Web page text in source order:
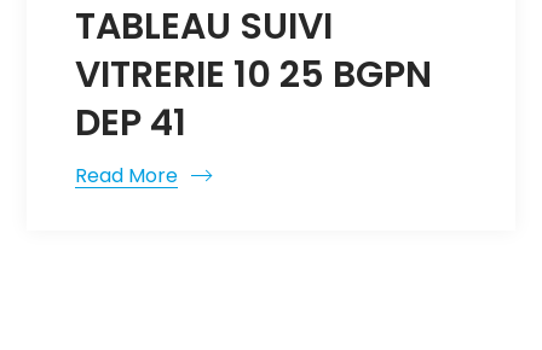
TABLEAU SUIVI
VITRERIE 10 25 BGPN
DEP 41
Read More